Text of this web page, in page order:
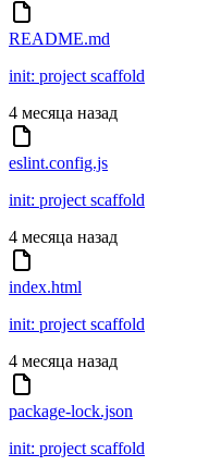
README.md
init: project scaffold
4 месяца назад
eslint.config.js
init: project scaffold
4 месяца назад
index.html
init: project scaffold
4 месяца назад
package-lock.json
init: project scaffold